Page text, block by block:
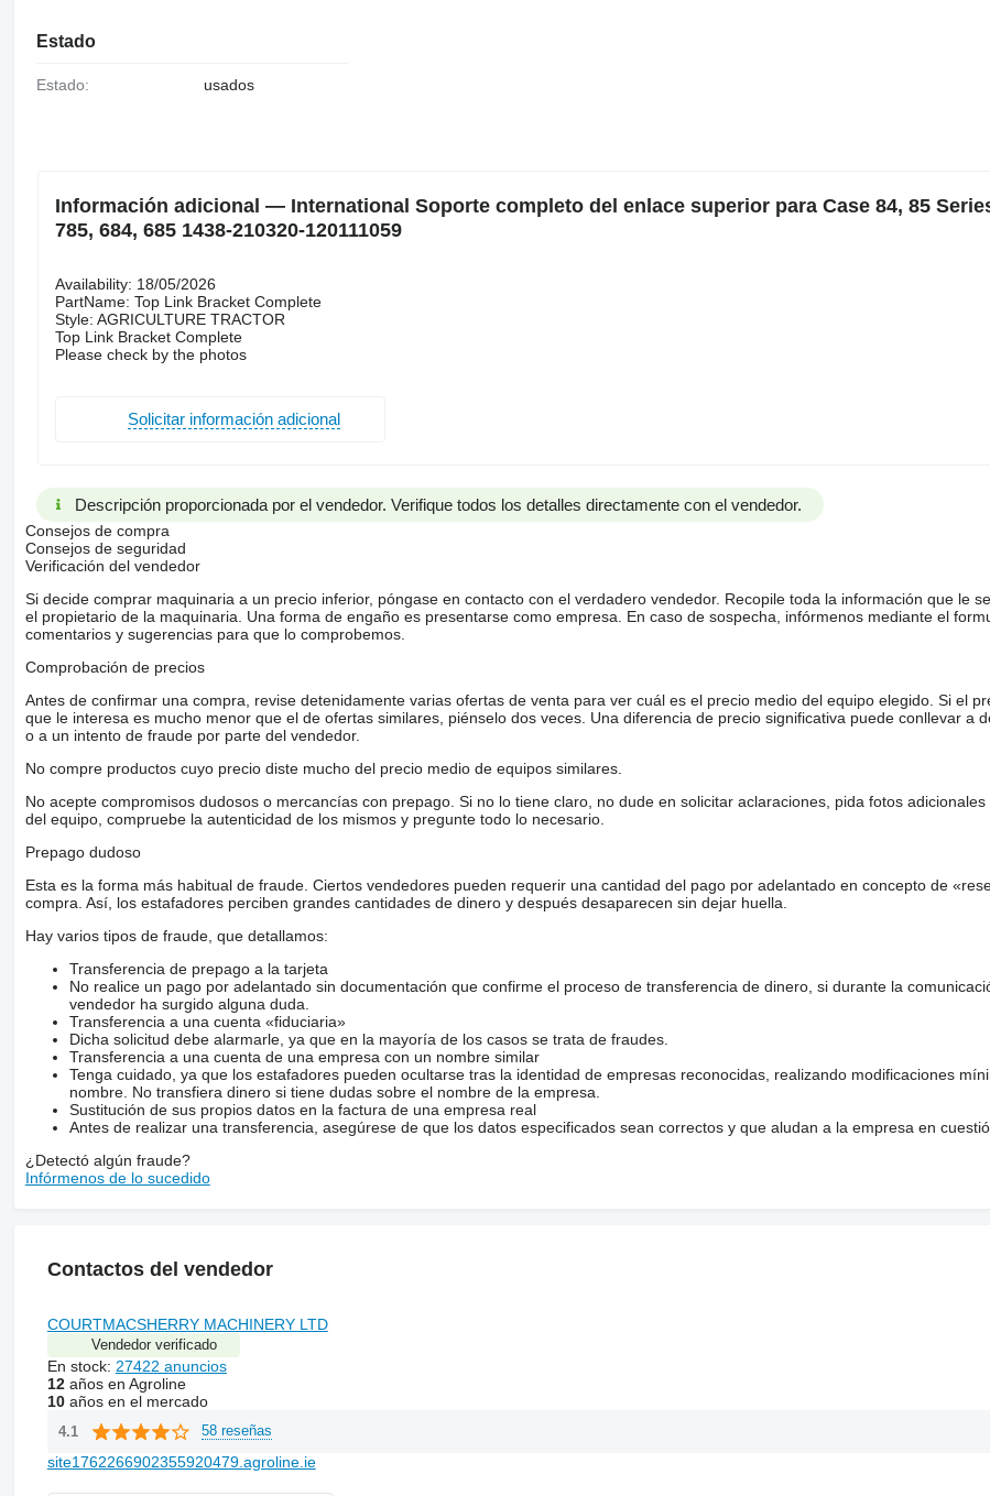
Estado
Estado: usados
Información adicional — International Soporte completo del enlace superior para Case 84, 85
785, 684, 685 1438-210320-120111059
Availability: 18/05/2026
PartName: Top Link Bracket Complete
Style: AGRICULTURE TRACTOR
Top Link Bracket Complete
Please check by the photos
Solicitar información adicional
Descripción proporcionada por el vendedor. Verifique todos los detalles directamente con el vendedor.
Consejos de compra
Consejos de seguridad
Verificación del vendedor
Si decide comprar maquinaria a un precio inferior, póngase en contacto con el verdadero vendedor. Recopile toda la información que le
el propietario de la maquinaria. Una forma de engaño es presentarse como empresa. En caso de sospecha, infórmenos mediante el
comentarios y sugerencias para que lo comprobemos.
Comprobación de precios
Antes de confirmar una compra, revise detenidamente varias ofertas de venta para ver cuál es el precio medio del equipo elegido. Si el
que le interesa es mucho menor que el de ofertas similares, piénselo dos veces. Una diferencia de precio significativa puede conllevar a
o a un intento de fraude por parte del vendedor.
No compre productos cuyo precio diste mucho del precio medio de equipos similares.
No acepte compromisos dudosos o mercancías con prepago. Si no lo tiene claro, no dude en solicitar aclaraciones, pida fotos
del equipo, compruebe la autenticidad de los mismos y pregunte todo lo necesario.
Prepago dudoso
Esta es la forma más habitual de fraude. Ciertos vendedores pueden requerir una cantidad del pago por adelantado en concepto de
compra. Así, los estafadores perciben grandes cantidades de dinero y después desaparecen sin dejar huella.
Hay varios tipos de fraude, que detallamos:
Transferencia de prepago a la tarjeta
No realice un pago por adelantado sin documentación que confirme el proceso de transferencia de dinero, si durante la
vendedor ha surgido alguna duda.
Transferencia a una cuenta «fiduciaria»
Dicha solicitud debe alarmarle, ya que en la mayoría de los casos se trata de fraudes.
Transferencia a una cuenta de una empresa con un nombre similar
Tenga cuidado, ya que los estafadores pueden ocultarse tras la identidad de empresas reconocidas, realizando modificaciones
nombre. No transfiera dinero si tiene dudas sobre el nombre de la empresa.
Sustitución de sus propios datos en la factura de una empresa real
Antes de realizar una transferencia, asegúrese de que los datos especificados sean correctos y que aludan a la empresa en
¿Detectó algún fraude?
Infórmenos de lo sucedido
Contactos del vendedor
COURTMACSHERRY MACHINERY LTD
Vendedor verificado
En stock: 27422 anuncios
12años en Agroline
10años en el mercado
4.1 58 reseñas
site1762266902355920479.agroline.ie